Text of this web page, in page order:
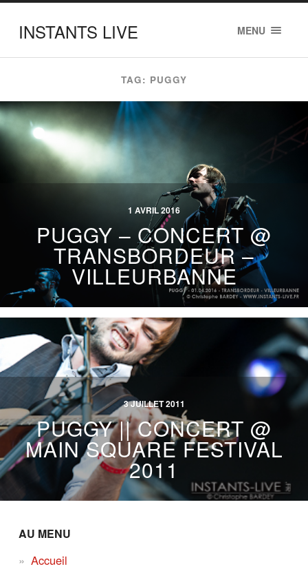
INSTANTS LIVE MENU
TAG: PUGGY
1 AVRIL 2016
PUGGY – CONCERT @
TRANSBORDEUR –
VILLEURBANNE
3 JUILLET 2011
PUGGY || CONCERT @
MAIN SQUARE FESTIVAL
2011
AU MENU
Accueil